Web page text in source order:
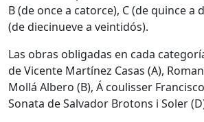
B (de once a catorce), C (de quince a
(de diecinueve a veintidós).
Las obras obligadas en cada
de Vicente Martínez Casas (A),
Mollá Albero (B), Á coulisser
Sonata de Salvador Brotons i Soler